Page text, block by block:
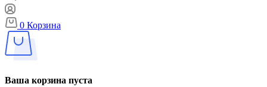
0 Корзина
Ваша корзина пуста